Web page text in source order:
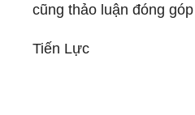
cũng thảo luận đóng
Tiến Lực